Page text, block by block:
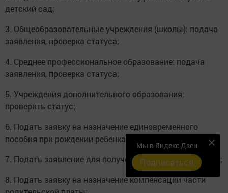
детский сад;
3. Общеобразовательные учреждения (школы): подача
заявления, проверка статуса;
4. Среднее профессиональное образование: подача
заявления, проверка статуса;
5. Учреждения дополнительного образования:
проверить статус;
6. Подать заявку на назначение единовременного
пособия при рождении ребенка;
7. Подать заявление для получения пособия на ребенка;
8. Подать заявку на назначение компенсации части
Мы в Яндекс Дзен
Подписаться